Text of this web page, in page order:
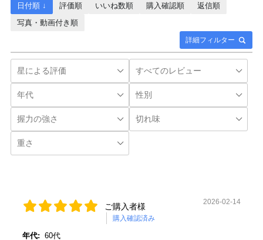
詳細フィルター
日付順 ↓ 評価順 いいね数順 購入確認順
返信順
写真・動画付き順
ご購入者様
購入確認済み
2026-02-14
年代: 60代